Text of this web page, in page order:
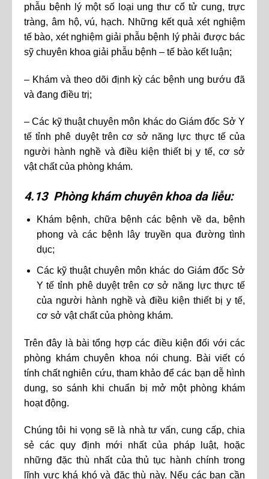
phẫu bệnh lý một số loại ung thư cổ tử cung, trực
tràng, âm hộ, vú, hạch. Những kết quả xét nghiệm
tế bào, xét nghiệm giải phẫu bệnh lý phải được bác
sỹ chuyên khoa giải phẫu bệnh – tế bào kết luận;
– Khám và theo dõi định kỳ các bệnh ung bướu đã
và đang điều trị;
– Các kỹ thuật chuyên môn khác do Giám đốc Sở Y
tế tỉnh phê duyệt trên cơ sở năng lực thực tế của
người hành nghề và điều kiện thiết bị y tế, cơ sở
vật chất của phòng khám.
4.13 Phòng khám chuyên khoa da liễu:
Khám bệnh, chữa bệnh các bệnh về da, bệnh
phong và các bệnh lây truyền qua đường tình
dục;
Các kỹ thuật chuyên môn khác do Giám đốc Sở
Y tế tỉnh phê duyệt trên cơ sở năng lực thực tế
của người hành nghề và điều kiện thiết bị y tế,
cơ sở vật chất của phòng khám.
Trên đây là bài tổng hợp các điều kiện đối với các
phòng khám chuyên khoa nói chung. Bài viết có
tính chất nghiên cứu, tham khảo để các bạn dễ hình
dung, so sánh khi chuẩn bị mở một phòng khám
hoạt động.
Chúng tôi hi vọng sẽ là nhà tư vấn, cung cấp, chia
sẻ các quy định mới nhất của pháp luật, hoặc
những đặc thù nhất của thủ tục hành chính trong
lĩnh vực khá khó và đặc thù này. Nếu các bạn cần